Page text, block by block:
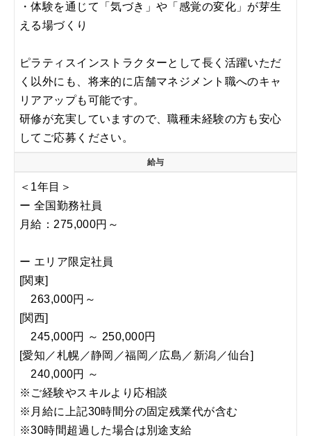
・体験を通じて「気づき」や「感覚の変化」が芽生
える場づくり
ピラティスインストラクターとして⻑く活躍いただ
く以外にも、将来的に店舗マネジメント職へのキャ
リアアップも可能です。
研修が充実していますので、職種未経験の方も安心
してご応募ください。
給与
＜1年目＞
ー 全国勤務社員
月給：275,000円～
ー エリア限定社員
[関東]
263,000円～
[関西]
245,000円 ～ 250,000円
[愛知／札幌／静岡／福岡／広島／新潟／仙台]
240,000円 ～
※ご経験やスキルより応相談
※月給に上記30時間分の固定残業代が含む
※30時間超過した場合は別途支給